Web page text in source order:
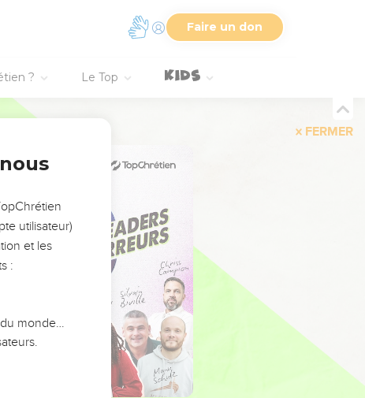
Faire un don
? Le Top
FERMER
utilisateur)
et les
:
monde…